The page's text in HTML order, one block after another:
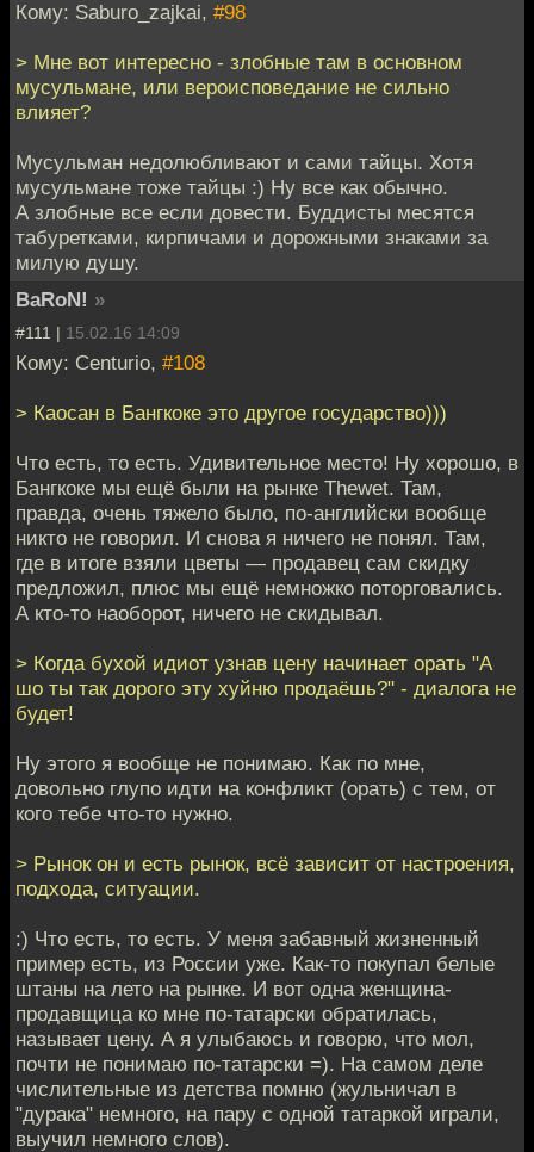
Кому: Saburo_zajkai, #98
> Мне вот интересно - злобные там в основном
мусульмане, или вероисповедание не сильно
влияет?
Мусульман недолюбливают и сами тайцы. Хотя
мусульмане тоже тайцы :) Ну все как обычно.
А злобные все если довести. Буддисты месятся
табуретками, кирпичами и дорожными знаками за
милую душу.
BaRoN! »
#111 | 15.02.16 14:09
Кому: Centurio, #108
> Каосан в Бангкоке это другое государство)))
Что есть, то есть. Удивительное место! Ну хорошо, в
Бангкоке мы ещё были на рынке Thewet. Там,
правда, очень тяжело было, по-английски вообще
никто не говорил. И снова я ничего не понял. Там,
где в итоге взяли цветы — продавец сам скидку
предложил, плюс мы ещё немножко поторговались.
А кто-то наоборот, ничего не скидывал.
> Когда бухой идиот узнав цену начинает орать "А
шо ты так дорого эту хуйню продаёшь?" - диалога не
будет!
Ну этого я вообще не понимаю. Как по мне,
довольно глупо идти на конфликт (орать) с тем, от
кого тебе что-то нужно.
> Рынок он и есть рынок, всё зависит от настроения,
подхода, ситуации.
:) Что есть, то есть. У меня забавный жизненный
пример есть, из России уже. Как-то покупал белые
штаны на лето на рынке. И вот одна женщина-
продавщица ко мне по-татарски обратилась,
называет цену. А я улыбаюсь и говорю, что мол,
почти не понимаю по-татарски =). На самом деле
числительные из детства помню (жульничал в
"дурака" немного, на пару с одной татаркой играли,
выучил немного слов).